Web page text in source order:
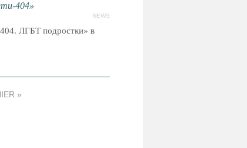
404»
NEWS
ЛГБТ подростки» в
»